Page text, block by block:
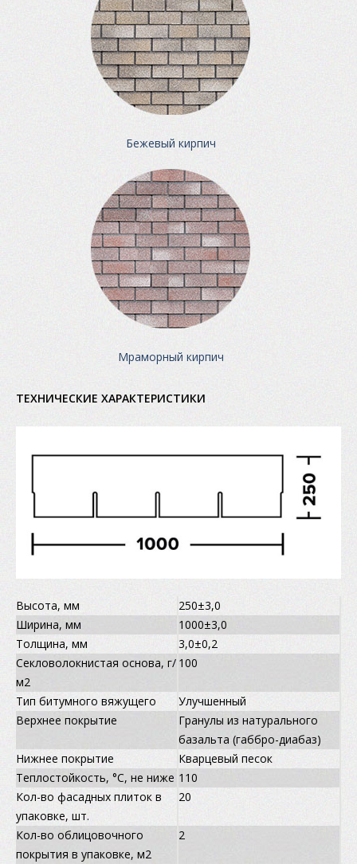
Бежевый кирпич
Мраморный кирпич
ТЕХНИЧЕСКИЕ ХАРАКТЕРИСТИКИ
Высота, мм
250±3,0
Ширина, мм
1000±3,0
Толщина, мм
3,0±0,2
Секловолокнистая основа, г/
м2
100
Тип битумного вяжущего
Улучшенный
Верхнее покрытие
Гранулы из натурального
базальта (габбро-диабаз)
Нижнее покрытие
Кварцевый песок
Теплостойкость, °С, не ниже 110
Кол-во фасадных плиток в
упаковке, шт.
20
Кол-во облицовочного
покрытия в упаковке, м2
2